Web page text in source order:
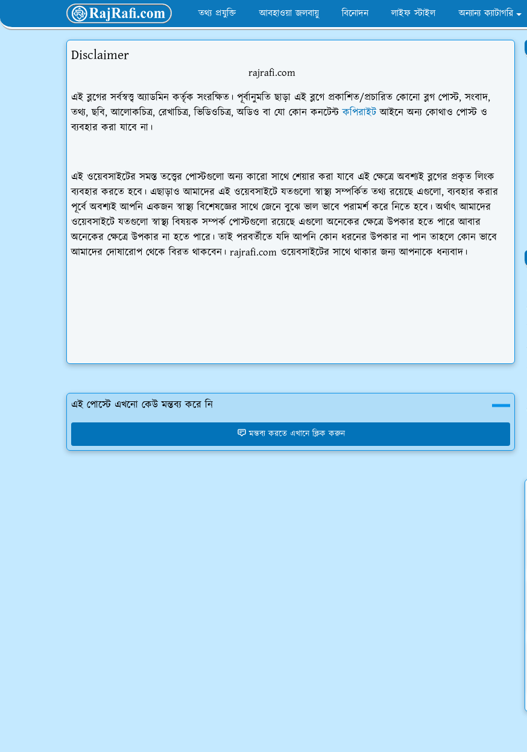
তথ্য প্রযুক্তি আবহাওয়া জলবায়ু বিনোদন লাইফ স্টাইল অন্যান্য ক্যাটাগরি
Disclaimer
rajrafi.com
এই ব্লগের সর্বস্বত্ত্ব অ্যাডমিন কর্তৃক সংরক্ষিত। পূর্বানুমতি ছাড়া এই ব্লগে প্রকাশিত/প্রচারিত কোনো ব্লগ পোস্ট, সংবাদ,
তথ্য, ছবি, আলোকচিত্র, রেখাচিত্র, ভিডিওচিত্র, অডিও বা যো কোন কনটেন্টকপিরাইটআইনে অন্য কোথাও পোস্ট ও
ব্যবহার করা যাবে না।
এই ওয়েবসাইটের সমস্ত তত্ত্বের পোস্টগুলো অন্য কারো সাথে শেয়ার করা যাবে এই ক্ষেত্রে অবশ্যই ব্লগের প্রকৃত লিংক
ব্যবহার করতে হবে। এছাড়াও আমাদের এই ওয়েবসাইটে যতগুলো স্বাস্থ্য সম্পর্কিত তথ্য রয়েছে এগুলো, ব্যবহার করার
পূর্বে অবশ্যই আপনি একজন স্বাস্থ্য বিশেষজ্ঞের সাথে জেনে বুঝে ভাল ভাবে পরামর্শ করে নিতে হবে। অর্থাৎ আমাদের
ওয়েবসাইটে যতগুলো স্বাস্থ্য বিষয়ক সম্পর্ক পোস্টগুলো রয়েছে এগুলো অনেকের ক্ষেত্রে উপকার হতে পারে আবার
অনেকের ক্ষেত্রে উপকার না হতে পারে। তাই পরবর্তীতে যদি আপনি কোন ধরনের উপকার না পান তাহলে কোন ভাবে
আমাদের দোষারোপ থেকে বিরত থাকবেন। rajrafi.com ওয়েবসাইটের সাথে থাকার জন্য আপনাকে ধন্যবাদ।
এই পোস্টে এখনো কেউ মন্তব্য করে নি
মন্তব্য করতে এখানে ক্লিক করুন